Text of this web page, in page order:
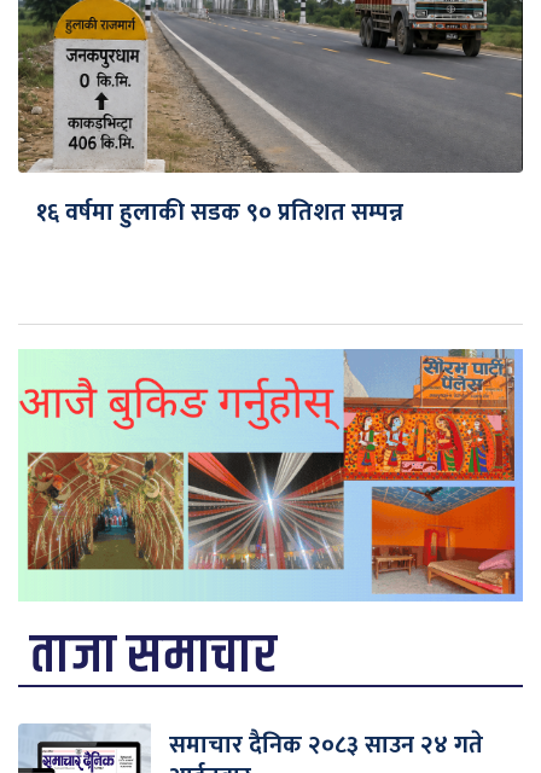
१६ वर्षमा हुलाकी सडक ९० प्रतिशत सम्पन्न
ताजा समाचार
समाचार दैनिक २०८३ साउन २४ गते